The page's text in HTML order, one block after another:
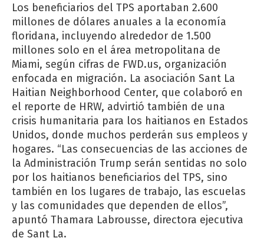
Los beneficiarios del TPS aportaban 2.600
millones de dólares anuales a la economía
floridana, incluyendo alrededor de 1.500
millones solo en el área metropolitana de
Miami, según cifras de FWD.us, organización
enfocada en migración. La asociación Sant La
Haitian Neighborhood Center, que colaboró en
el reporte de HRW, advirtió también de una
crisis humanitaria para los haitianos en Estados
Unidos, donde muchos perderán sus empleos y
hogares. “Las consecuencias de las acciones de
la Administración Trump serán sentidas no solo
por los haitianos beneficiarios del TPS, sino
también en los lugares de trabajo, las escuelas
y las comunidades que dependen de ellos”,
apuntó Thamara Labrousse, directora ejecutiva
de Sant La.